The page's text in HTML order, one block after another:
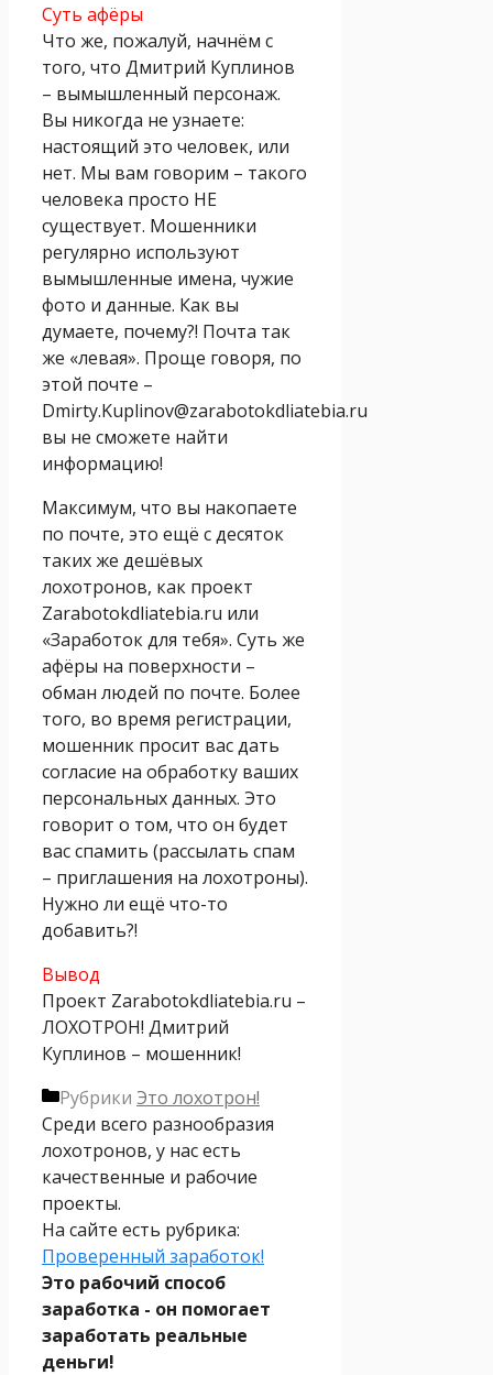
Суть афёры
Что же, пожалуй, начнём с
того, что Дмитрий Куплинов
– вымышленный персонаж.
Вы никогда не узнаете:
настоящий это человек, или
нет. Мы вам говорим – такого
человека просто НЕ
существует. Мошенники
регулярно используют
вымышленные имена, чужие
фото и данные. Как вы
думаете, почему?! Почта так
же «левая». Проще говоря, по
этой почте –
Dmirty.Kuplinov@zarabotokdliatebia.ru
вы не сможете найти
информацию!
Максимум, что вы накопаете
по почте, это ещё с десяток
таких же дешёвых
лохотронов, как проект
Zarabotokdliatebia.ru или
«Заработок для тебя». Суть же
афёры на поверхности –
обман людей по почте. Более
того, во время регистрации,
мошенник просит вас дать
согласие на обработку ваших
персональных данных. Это
говорит о том, что он будет
вас спамить (рассылать спам
– приглашения на лохотроны).
Нужно ли ещё что-то
добавить?!
Вывод
Проект Zarabotokdliatebia.ru –
ЛОХОТРОН! Дмитрий
Куплинов – мошенник!
Рубрики Это лохотрон!
Среди всего разнообразия
лохотронов, у нас есть
качественные и рабочие
проекты.
На сайте есть рубрика:
Проверенный заработок!
Это рабочий способ
заработка - он помогает
заработать реальные
деньги!